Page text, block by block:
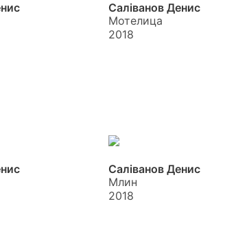
Саліванов Денис
Мотелица
2018
Саліванов Денис
Млин
2018